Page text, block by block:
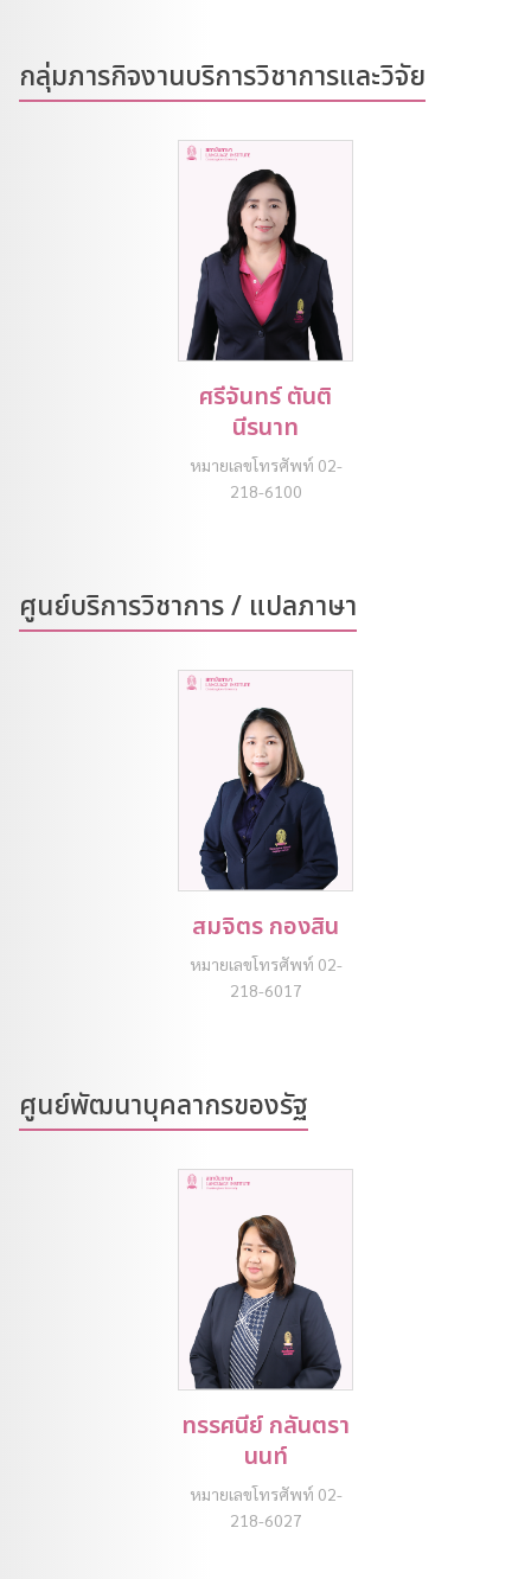
กลุ่มภารกิจงานบริการวิชาการและวิจัย
ศรีจันทร์ ตันติ
นีรนาท
หมายเลขโทรศัพท์ 02-
218-6100
ศูนย์บริการวิชาการ / แปลภาษา
สมจิตร กองสิน
หมายเลขโทรศัพท์ 02-
218-6017
ศูนย์พัฒนาบุคลากรของรัฐ
ทรรศนีย์ กลันตรา
นนท์
หมายเลขโทรศัพท์ 02-
218-6027